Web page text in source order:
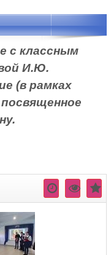
с классным
И.Ю.
(в рамках